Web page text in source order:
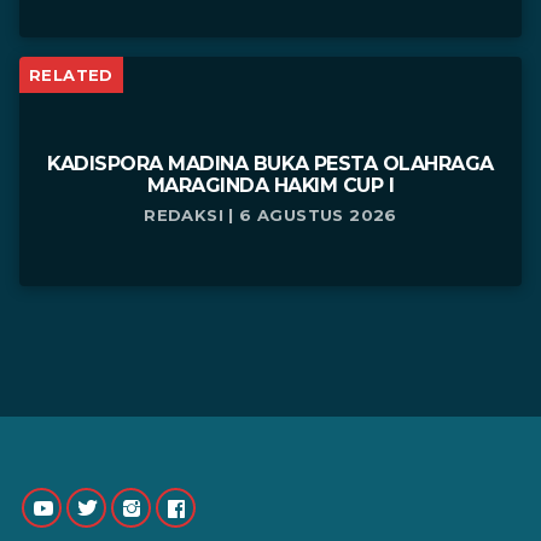
RELATED
KADISPORA MADINA BUKA PESTA OLAHRAGA
MARAGINDA HAKIM CUP I
REDAKSI | 6 AGUSTUS 2026